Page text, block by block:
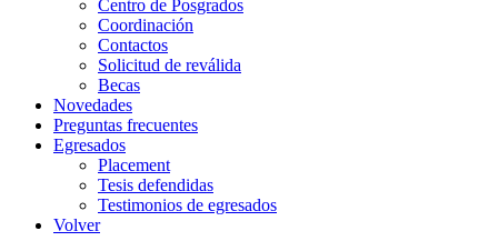
Centro de Posgrados
Coordinación
Contactos
Solicitud de reválida
Becas
Novedades
Preguntas frecuentes
Egresados
Placement
Tesis defendidas
Testimonios de egresados
Volver